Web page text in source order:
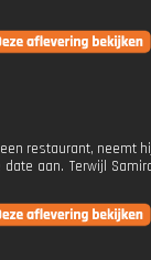
restaurant, neemt
aan. Terwijl